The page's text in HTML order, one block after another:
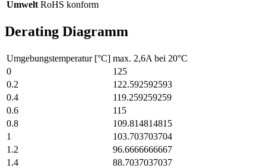
Umwelt RoHS konform
Derating Diagramm
Umgebungstemperatur [°C] max. 2,6A bei 20°C
0
125
0.2
122.592592593
0.4
119.259259259
0.6
115
0.8
109.814814815
1
103.703703704
1.2
96.6666666667
1.4
88.7037037037